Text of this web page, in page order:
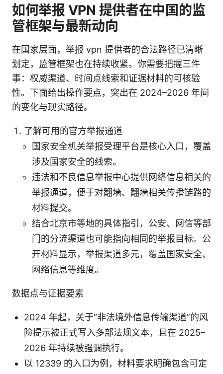
如何举报 VPN 提供者在中国的监
管框架与最新动向
在国家层面，举报 vpn 提供者的合法路径已清晰
划定，监管框架也在持续收紧。你需要把握三件
事：权威渠道、时间点线索和证据材料的可核验
性。下面给出操作要点，突出在 2024–2026 年间
的变化与现实路径。
了解可用的官方举报通道
国家安全机关举报受理平台是核心入口，覆盖
涉及国家安全的线索。
违法和不良信息举报中心提供网络信息相关的
举报通道，便于对翻墙、翻墙相关传播链路的
材料提交。
结合北京市等地的具体指引，公安、网信等部
门的分流渠道也可能指向相同的举报目标。公
开材料显示，举报渠道多元，覆盖国家安全、
网络信息等维度。
数据点与证据要素
2024 年起，关于“非法境外信息传输渠道”的风
险提示被正式写入多部法规文本，且在 2025–
2026 年持续被强调执行。
以 12339 的入口为例，材料要求明确包含可定